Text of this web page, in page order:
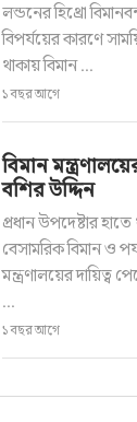
লন্ডনের হিথ্রো
বিপর্যয়ের কারণে
থাকায় বিমান ...
১ বছর আগে
বিমান
বশির উদ্দিন
প্রধান উপদেষ্টার হাতে
বেসামরিক বিমান ও
মন্ত্রণালয়ের দায়িত্ব
...
১ বছর আগে